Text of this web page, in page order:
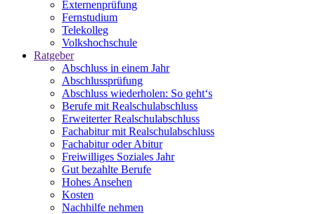
Externenprüfung
Fernstudium
Telekolleg
Volkshochschule
Ratgeber
Abschluss in einem Jahr
Abschlussprüfung
Abschluss wiederholen: So geht‘s
Berufe mit Realschulabschluss
Erweiterter Realschulabschluss
Fachabitur mit Realschulabschluss
Fachabitur oder Abitur
Freiwilliges Soziales Jahr
Gut bezahlte Berufe
Hohes Ansehen
Kosten
Nachhilfe nehmen